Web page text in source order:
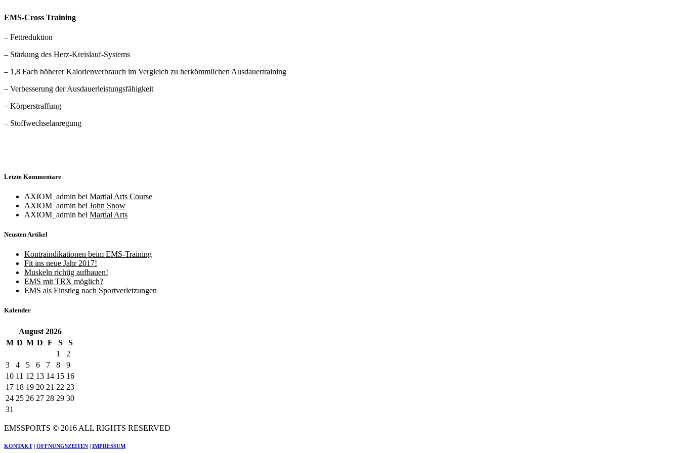
EMS-Cross Training
– Fettreduktion
– Stärkung des Herz-Kreislauf-Systems
– 1,8 Fach höherer Kalorienverbrauch im Vergleich zu herkömmlichen Ausdauertraining
– Verbesserung der Ausdauerleistungsfähigkeit
– Körperstraffung
– Stoffwechselanregung
Letzte Kommentare
AXIOM_admin bei Martial Arts Course
AXIOM_admin bei John Snow
AXIOM_admin bei Martial Arts
Neusten Artikel
Kontraindikationen beim EMS-Training
Fit ins neue Jahr 2017!
Muskeln richtig aufbauen!
EMS mit TRX möglich?
EMS als Einstieg nach Sportverletzungen
Kalender
August 2026
M D M D F S
S
1
2
3
4 5 6 7 8
9
10 11 12 13 14 15 16
17 18 19 20 21 22 23
24 25 26 27 28 29 30
31
EMSSPORTS © 2016 ALL RIGHTS RESERVED
KONTAKT| ÖFFNUNGSZEITEN IMPRESSUM